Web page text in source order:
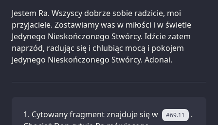
Jestem Ra. Wszyscy dobrze sobie radzicie, moi
przyjaciele. Zostawiamy was w miłości i w świetle
Jedynego Nieskończonego Stwórcy. Idźcie zatem
naprzód, radując się i chlubiąc mocą i pokojem
Jedynego Nieskończonego Stwórcy. Adonai.
Cytowany fragment znajduje się w #69.11
.